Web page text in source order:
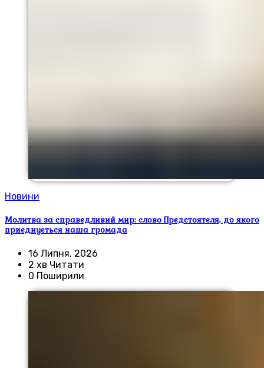
Новини
Молитва за справедливий мир: слово Предстоятеля, до якого
приєднується наша громада
16 Липня, 2026
2 хв Читати
0 Поширили